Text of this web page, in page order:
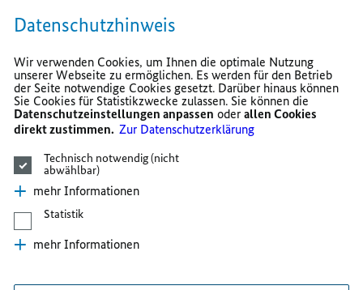
Datenschutzhinweis
Wir verwenden Cookies, um Ihnen die optimale Nutzung
unserer Webseite zu ermöglichen. Es werden für den Betrieb
der Seite notwendige Cookies gesetzt. Darüber hinaus können
Sie Cookies für Statistikzwecke zulassen. Sie können die
Datenschutzeinstellungen anpassen oderallen Cookies
direkt zustimmen.Zur Datenschutzerklärung
Technisch notwendig (nicht
abwählbar)
mehr Informationen
Statistik
mehr Informationen